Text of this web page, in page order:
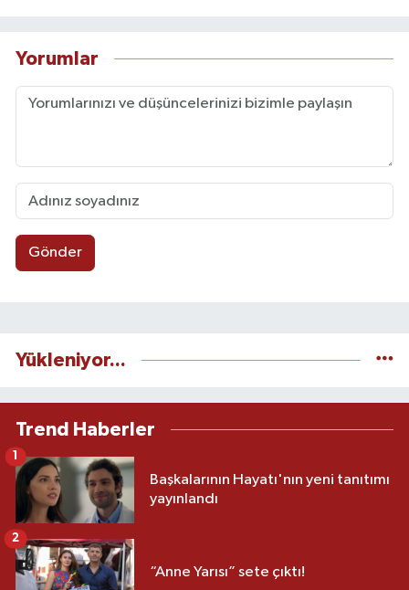
Yorumlar
Gönder
Yükleniyor...
Trend Haberler
Başkalarının Hayatı'nın yeni tanıtımı
yayınlandı
1
“Anne Yarısı” sete çıktı!
2